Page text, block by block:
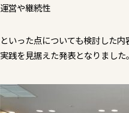
運営や継続性
といった点についても検討した内
実践を見据えた発表となりました。